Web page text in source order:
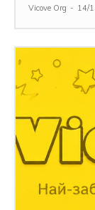
Vicove Org - 14/